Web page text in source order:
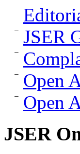
JSER
Open
Open
JSER